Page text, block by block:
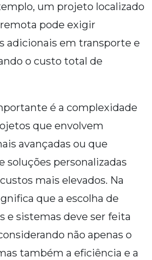
um projeto localizado
pode exigir
adicionais em transporte e
o custo total de
é a complexidade
que envolvem
avançadas ou que
soluções personalizadas
mais elevados. Na
que a escolha de
e sistemas deve ser feita
não apenas o
também a eficiência e a